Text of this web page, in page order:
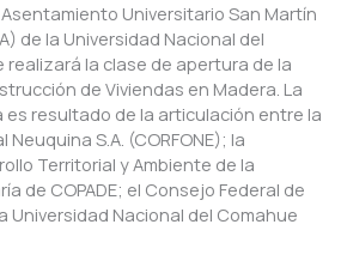
Universitario San Martín
de la Universidad Nacional del
realizará la clase de apertura de la
de Viviendas en Madera. La
resultado de la articulación entre la
S.A. (CORFONE); la
Territorial y Ambiente de la
de COPADE; el Consejo Federal de
Universidad Nacional del Comahue